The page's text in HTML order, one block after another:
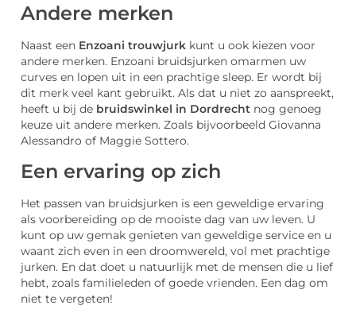
Andere merken
Naast een Enzoani trouwjurk kunt u ook kiezen voor
andere merken. Enzoani bruidsjurken omarmen uw
curves en lopen uit in een prachtige sleep. Er wordt bij
dit merk veel kant gebruikt. Als dat u niet zo aanspreekt,
heeft u bij de bruidswinkel in Dordrecht nog genoeg
keuze uit andere merken. Zoals bijvoorbeeld Giovanna
Alessandro of Maggie Sottero.
Een ervaring op zich
Het passen van bruidsjurken is een geweldige ervaring
als voorbereiding op de mooiste dag van uw leven. U
kunt op uw gemak genieten van geweldige service en u
waant zich even in een droomwereld, vol met prachtige
jurken. En dat doet u natuurlijk met de mensen die u lief
hebt, zoals familieleden of goede vrienden. Een dag om
niet te vergeten!